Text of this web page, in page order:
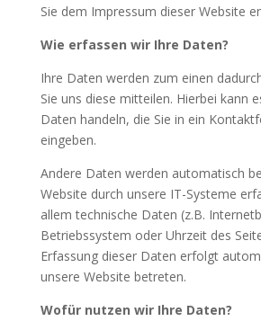
Sie dem Impressum dieser Website
Wie erfassen wir Ihre Daten?
Ihre Daten werden zum einen
Sie uns diese mitteilen. Hierbei kann
Daten handeln, die Sie in ein
eingeben.
Andere Daten werden automatisch
Website durch unsere IT-Systeme
allem technische Daten (z.B.
Betriebssystem oder Uhrzeit des
Erfassung dieser Daten erfolgt
unsere Website betreten.
Wofür nutzen wir Ihre Daten?